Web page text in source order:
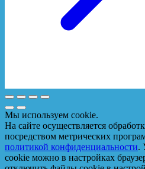
Мы используем cookie.
На сайте осуществляется
посредством метрических
политикой конфиденциальности.
cookie можно в настройках